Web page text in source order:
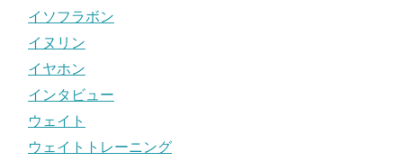
イソフラボン
イヌリン
イヤホン
インタビュー
ウェイト
ウェイトトレーニング